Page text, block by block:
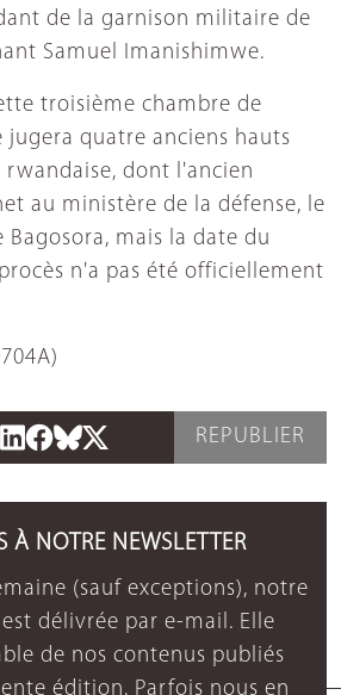
de la garnison militaire de
Samuel Imanishimwe.
troisième chambre de
jugera quatre anciens hauts
rwandaise, dont l'ancien
au ministère de la défense, le
Bagosora, mais la date du
n'a pas été officiellement
REPUBLIER
À NOTRE NEWSLETTER
(sauf exceptions), notre
délivrée par e-mail. Elle
de nos contenus publiés
édition. Parfois nous en